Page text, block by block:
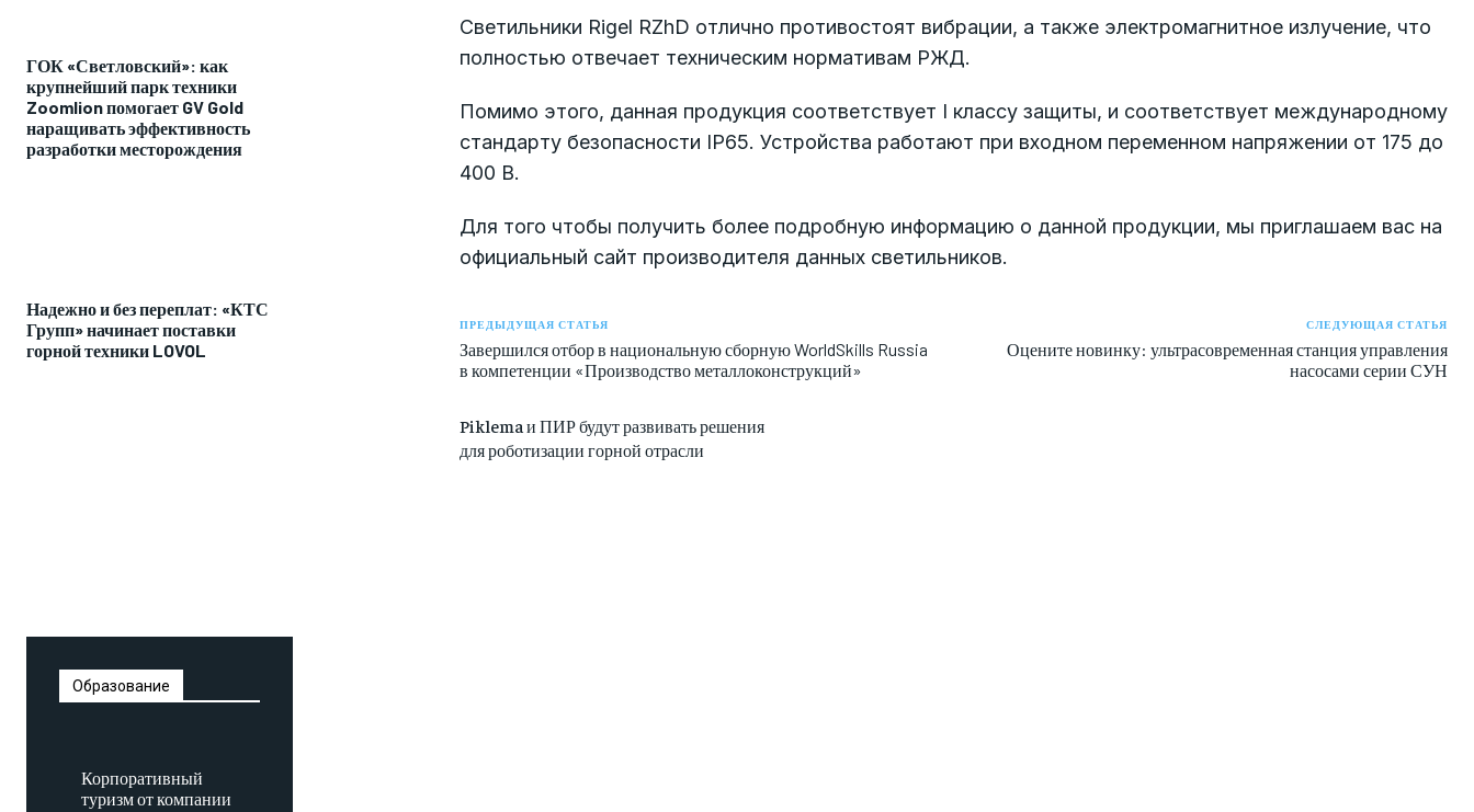
ГОК «Светловский»: как
крупнейший парк техники
Zoomlion помогает GV Gold
наращивать эффективность
разработки месторождения
Надежно и без переплат: «КТС
Групп» начинает поставки
горной техники LOVOL
Образование
Корпоративный
туризм от компании
Светильники Rigel RZhD отлично противостоят вибрации, а также электромагнитное излучение, что
полностью отвечает техническим нормативам РЖД.
Помимо этого, данная продукция соответствует I классу защиты, и соответствует международному
стандарту безопасности IP65. Устройства работают при входном переменном напряжении от 175 до
400 В.
Для того чтобы получить более подробную информацию о данной продукции, мы приглашаем вас на
официальный сайт производителя данных светильников.
ПРЕДЫДУЩАЯ СТАТЬЯ
Завершился отбор в национальную сборную WorldSkills Russia
в компетенции «Производство металлоконструкций»
СЛЕДУЮЩАЯ СТАТЬЯ
Оцените новинку: ультрасовременная станция управления
насосами серии СУН
Piklema и ПИР будут развивать решения
для роботизации горной отрасли